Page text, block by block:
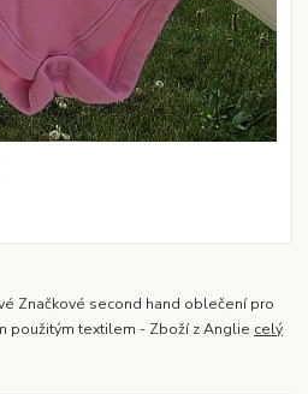
Značkové second hand oblečení pro
použitým textilem - Zboží z Anglie celý